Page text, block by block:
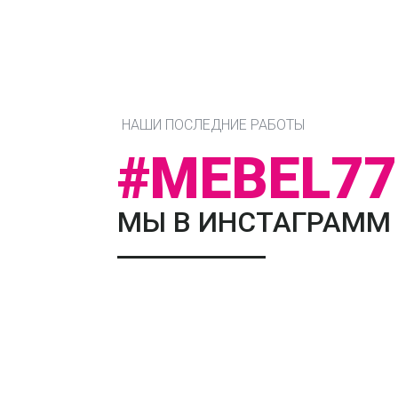
НАШИ ПОСЛЕДНИЕ РАБОТЫ
МЫ В ИНСТАГРАММ